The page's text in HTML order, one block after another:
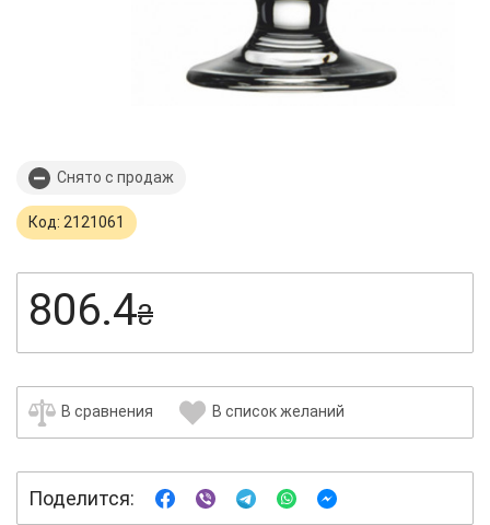
Снято с продаж
Код: 2121061
806.4₴
В сравнения В список желаний
Поделится: